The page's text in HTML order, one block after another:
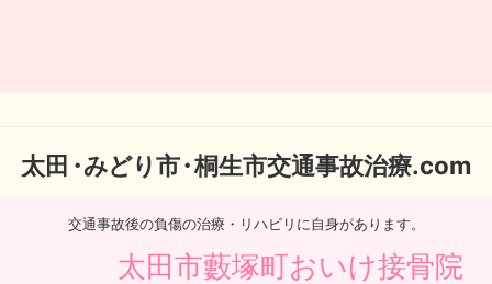
太田・みどり市・桐生市交通事故治療.com
交通事故後の負傷の治療・リハビリに自身があります。
太田市藪塚町おいけ接骨院